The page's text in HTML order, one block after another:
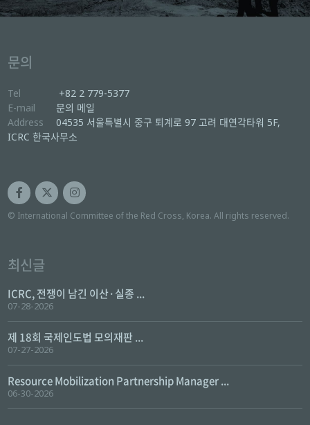
문의
Tel
+82 2 779-5377
E-mail
문의 메일
Address
04535 서울특별시 중구 퇴계로 97 고려 대연각타워 5F,
ICRC 한국사무소
© International Committee of the Red Cross, Korea. All rights reserved.
최신글
ICRC, 전쟁이 남긴 이산·실종 ...
07-28-2026
제 18회 국제인도법 모의재판 ...
07-27-2026
Resource Mobilization Partnership Manager ...
06-30-2026